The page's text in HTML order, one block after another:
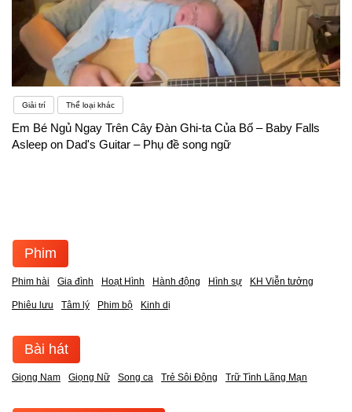
Giải trí Thể loại khác
Em Bé Ngủ Ngay Trên Cây Đàn Ghi-ta Của Bố – Baby Falls
Asleep on Dad's Guitar – Phụ đề song ngữ
Phim
Phim hài Gia đình Hoạt Hình Hành động Hình sự KH Viễn tưởng
Phiêu lưu Tâm lý Phim bộ Kinh dị
Bài hát
Giọng Nam Giọng Nữ Song ca Trẻ Sôi Động Trữ Tình Lãng Mạn